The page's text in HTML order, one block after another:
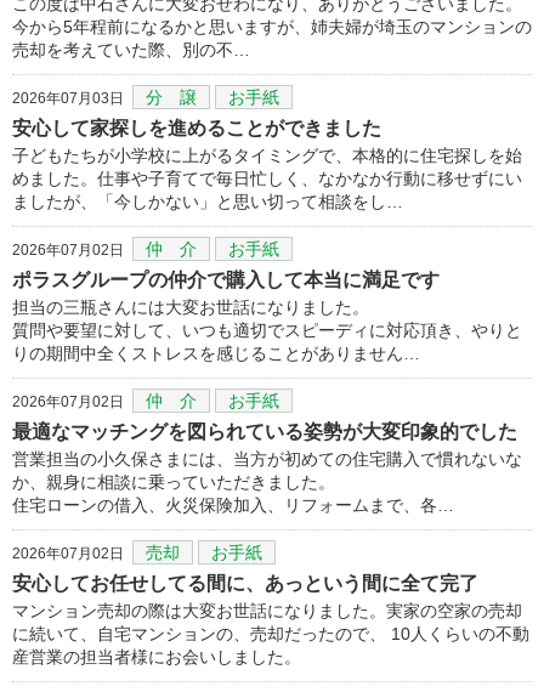
今から5年程前になるかと思いますが、姉夫婦が埼玉のマンションの
売却を考えていた際、別の不…
2026年07月03日 分 譲 お手紙
安心して家探しを進めることができました
子どもたちが小学校に上がるタイミングで、本格的に住宅探しを始
めました。仕事や子育てで毎日忙しく、なかなか行動に移せずにい
ましたが、「今しかない」と思い切って相談をし…
2026年07月02日 仲 介 お手紙
ポラスグループの仲介で購入して本当に満足です
担当の三瓶さんには大変お世話になりました。
質問や要望に対して、いつも適切でスピーディに対応頂き、やりと
りの期間中全くストレスを感じることがありません…
2026年07月02日 仲 介 お手紙
最適なマッチングを図られている姿勢が大変印象的でした
営業担当の小久保さまには、当方が初めての住宅購入で慣れないな
か、親身に相談に乗っていただきました。
住宅ローンの借入、火災保険加入、リフォームまで、各…
2026年07月02日 売却 お手紙
安心してお任せしてる間に、あっという間に全て完了
マンション売却の際は大変お世話になりました。実家の空家の売却
に続いて、自宅マンションの、売却だったので、 10人くらいの不動
産営業の担当者様にお会いしました。